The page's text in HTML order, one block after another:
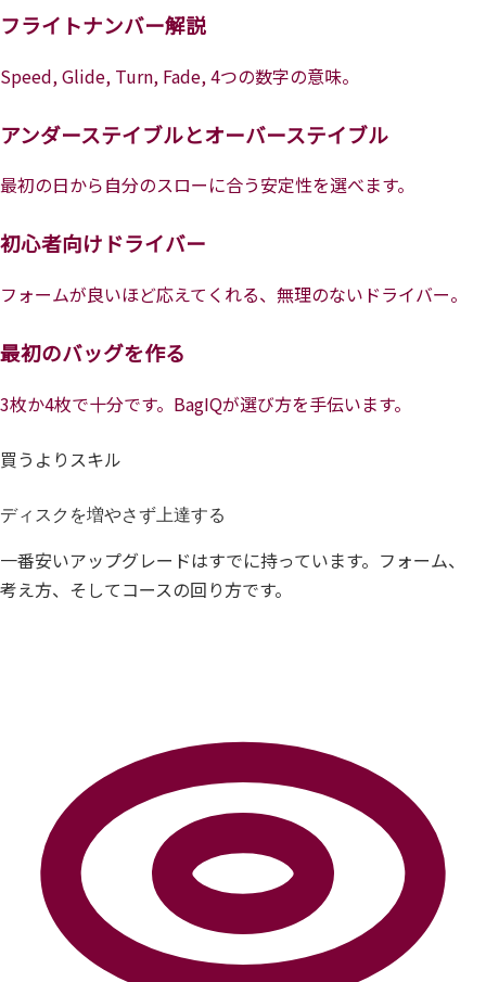
フライトナンバー解説
Speed, Glide, Turn, Fade, 4つの数字の意味。
アンダーステイブルとオーバーステイブル
最初の日から自分のスローに合う安定性を選べます。
初心者向けドライバー
フォームが良いほど応えてくれる、無理のないドライバー。
最初のバッグを作る
3枚か4枚で十分です。BagIQが選び方を手伝います。
買うよりスキル
ディスクを増やさず上達する
一番安いアップグレードはすでに持っています。フォーム、
考え方、そしてコースの回り方です。